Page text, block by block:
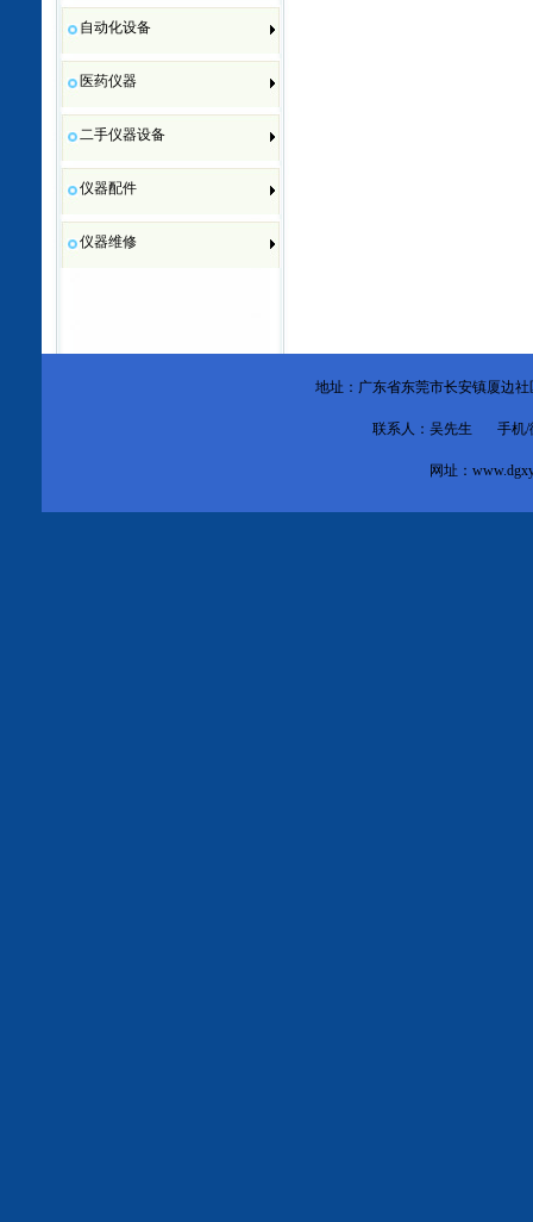
自动化设备
医药仪器
二手仪器设备
仪器配件
仪器维修
地址：广东省东莞市长安镇厦边
联系人：吴先生 手机/
网址：